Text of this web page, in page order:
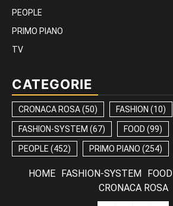
PEOPLE
PRIMO PIANO
TV
CATEGORIE
CRONACA ROSA(50) FASHION (10)
FASHION-SYSTEM (67) FOOD (99)
PEOPLE (452) PRIMO PIANO (254)
HOME FASHION-SYSTEM FOOD
CRONACA ROSA